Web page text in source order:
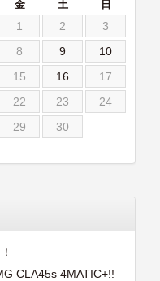
金 土 日
1 2
3
8 9
10
15 16
17
22 23
24
29
30
CLA45s 4MATIC+!!